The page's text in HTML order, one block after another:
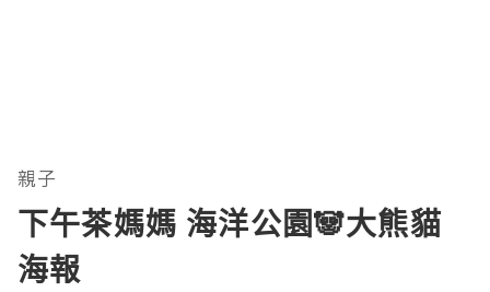
親子
下午茶媽媽 海洋公園🐼大熊貓
海報